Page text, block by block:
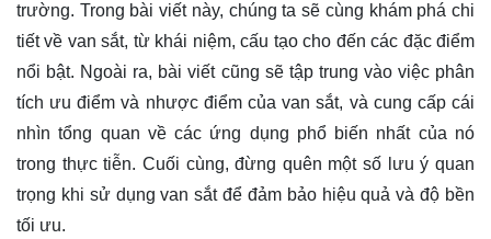
trường. Trong bài viết này, chúng ta sẽ cùng khám phá chi
tiết về van sắt, từ khái niệm, cấu tạo cho đến các đặc điểm
nổi bật. Ngoài ra, bài viết cũng sẽ tập trung vào việc phân
tích ưu điểm và nhược điểm của van sắt, và cung cấp cái
nhìn tổng quan về các ứng dụng phổ biến nhất của nó
trong thực tiễn. Cuối cùng, đừng quên một số lưu ý quan
trọng khi sử dụng van sắt để đảm bảo hiệu quả và độ bền
tối ưu.